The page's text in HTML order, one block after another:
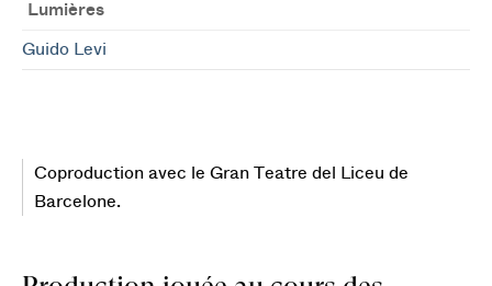
Lumières
Guido Levi
Coproduction avec le Gran Teatre del Liceu de
Barcelone.